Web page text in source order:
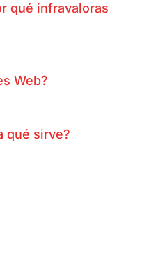
qué infravaloras
Web?
qué sirve?